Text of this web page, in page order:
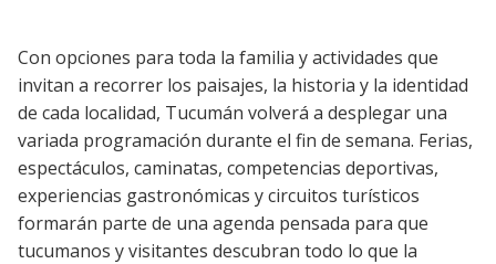
Con opciones para toda la familia y actividades que
invitan a recorrer los paisajes, la historia y la identidad
de cada localidad, Tucumán volverá a desplegar una
variada programación durante el fin de semana. Ferias,
espectáculos, caminatas, competencias deportivas,
experiencias gastronómicas y circuitos turísticos
formarán parte de una agenda pensada para que
tucumanos y visitantes descubran todo lo que la